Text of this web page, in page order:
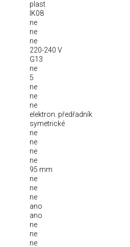
plast
IK08
ne
ne
ne
220-240 V
G13
ne
5
ne
ne
ne
elektron. předřadník
symetrické
ne
ne
ne
ne
95 mm
ne
ne
ne
ano
ano
ne
ne
ne